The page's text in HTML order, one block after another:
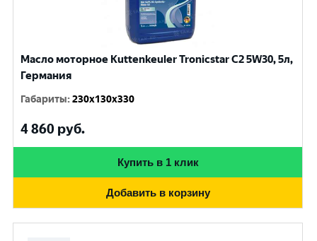
Масло моторное Kuttenkeuler Tronicstar C2 5W30, 5л,
Германия
Габариты:230x130x330
4 860 руб.
Купить в 1 клик
Добавить в корзину